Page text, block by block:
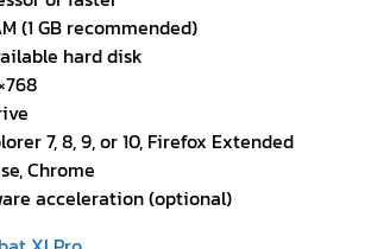
(1 GB recommended)
hard disk
7, 8, 9, or 10, Firefox Extended
Chrome
acceleration (optional)